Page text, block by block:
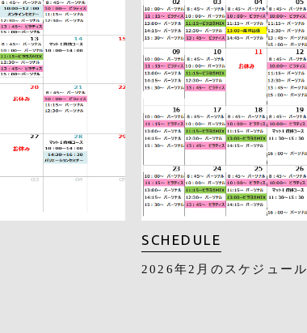
SCHEDULE
2026年2月のスケジュール